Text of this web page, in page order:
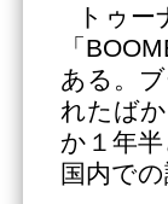
トゥ
「
ある。
れたば
か１年
国内で